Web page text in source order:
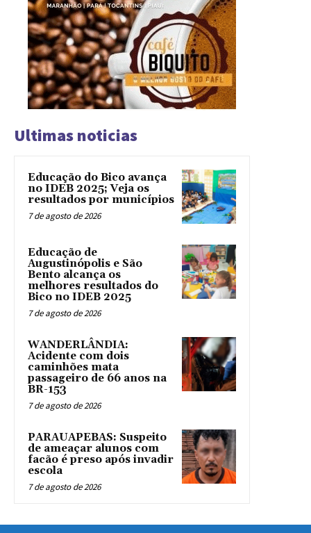
Ultimas noticias
Educação do Bico avança
no IDEB 2025; Veja os
resultados por municípios
7 de agosto de 2026
Educação de
Augustinópolis e São
Bento alcança os
melhores resultados do
Bico no IDEB 2025
7 de agosto de 2026
WANDERLÂNDIA:
Acidente com dois
caminhões mata
passageiro de 66 anos na
BR-153
7 de agosto de 2026
PARAUAPEBAS: Suspeito
de ameaçar alunos com
facão é preso após invadir
escola
7 de agosto de 2026